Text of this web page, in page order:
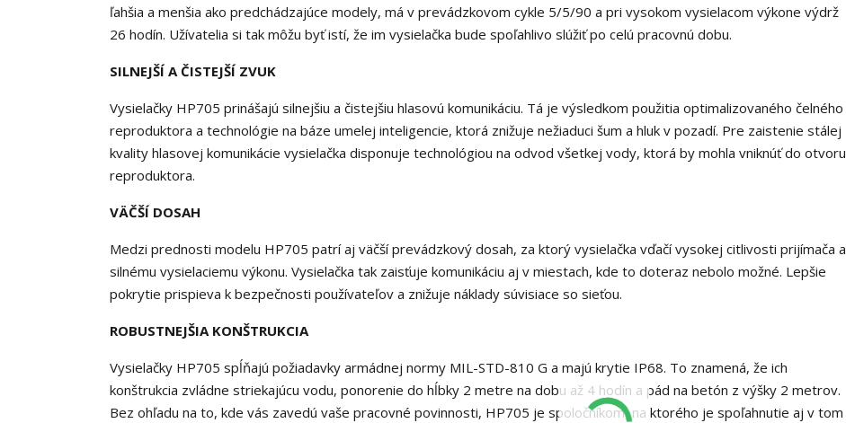
ľahšia a menšia ako predchádzajúce modely, má v prevádzkovom cykle 5/5/90 a pri vysokom vysielacom výkone výdrž
26 hodín. Užívatelia si tak môžu byť istí, že im vysielačka bude spoľahlivo slúžiť po celú pracovnú dobu.
SILNEJŠÍ A ČISTEJŠÍ ZVUK
Vysielačky HP705 prinášajú silnejšiu a čistejšiu hlasovú komunikáciu. Tá je výsledkom použitia optimalizovaného čelného
reproduktora a technológie na báze umelej inteligencie, ktorá znižuje nežiaduci šum a hluk v pozadí. Pre zaistenie stálej
kvality hlasovej komunikácie vysielačka disponuje technológiou na odvod všetkej vody, ktorá by mohla vniknúť do otvoru
reproduktora.
VÄČŠÍ DOSAH
Medzi prednosti modelu HP705 patrí aj väčší prevádzkový dosah, za ktorý vysielačka vďačí vysokej citlivosti prijímača a
silnému vysielaciemu výkonu. Vysielačka tak zaisťuje komunikáciu aj v miestach, kde to doteraz nebolo možné. Lepšie
pokrytie prispieva k bezpečnosti používateľov a znižuje náklady súvisiace so sieťou.
ROBUSTNEJŠIA KONŠTRUKCIA
Vysielačky HP705 spĺňajú požiadavky armádnej normy MIL-STD-810 G a majú krytie IP68. To znamená, že ich
konštrukcia zvládne striekajúcu vodu, ponorenie do hĺbky 2 metre na dobu až 4 hodín a pád na betón z výšky 2 metrov.
Bez ohľadu na to, kde vás zavedú vaše pracovné povinnosti, HP705 je spoločníkom, na ktorého je spoľahnutie aj v tom